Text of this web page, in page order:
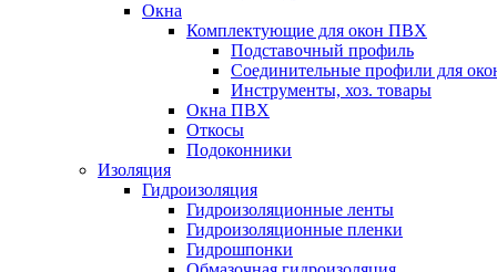
Окна
Комплектующие для окон ПВХ
Подставочный профиль
Соединительные профили для
Инструменты, хоз. товары
Окна ПВХ
Откосы
Подоконники
Изоляция
Гидроизоляция
Гидроизоляционные ленты
Гидроизоляционные пленки
Гидрошпонки